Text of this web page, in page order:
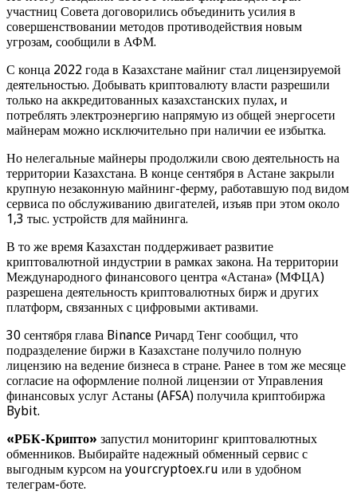
участниц Совета договорились объединить усилия в
совершенствовании методов противодействия новым
угрозам, сообщили в АФМ.
С конца 2022 года в Казахстане майниг стал лицензируемой
деятельностью. Добывать криптовалюту власти разрешили
только на аккредитованных казахстанских пулах, и
потреблять электроэнергию напрямую из общей энергосети
майнерам можно исключительно при наличии ее избытка.
Но нелегальные майнеры продолжили свою деятельность на
территории Казахстана. В конце сентября в Астане закрыли
крупную незаконную майнинг-ферму, работавшую под видом
сервиса по обслуживанию двигателей, изъяв при этом около
1,3 тыс. устройств для майнинга.
В то же время Казахстан поддерживает развитие
криптовалютной индустрии в рамках закона. На территории
Международного финансового центра «Астана» (МФЦА)
разрешена деятельность криптовалютных бирж и других
платформ, связанных с цифровыми активами.
30 сентября глава Binance Ричард Тенг сообщил, что
подразделение биржи в Казахстане получило полную
лицензию на ведение бизнеса в стране. Ранее в том же месяце
согласие на оформление полной лицензии от Управления
финансовых услуг Астаны (AFSA) получила криптобиржа
Bybit.
«РБК-Крипто» запустил мониторинг криптовалютных
обменников. Выбирайте надежный обменный сервис с
выгодным курсом на yourcryptoex.ru или в удобном
телеграм-боте.